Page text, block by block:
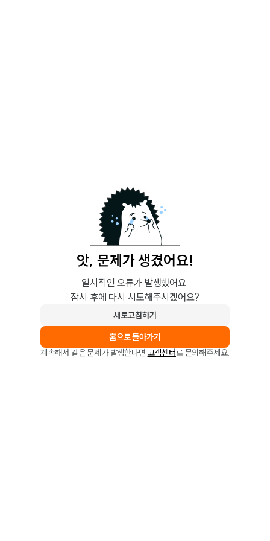
앗, 문제가 생겼어요!
일시적인 오류가 발생했어요.
잠시 후에 다시 시도해주시겠어요?
새로고침하기
홈으로 돌아가기
계속해서 같은 문제가 발생한다면 고객센터로 문의해주세요.